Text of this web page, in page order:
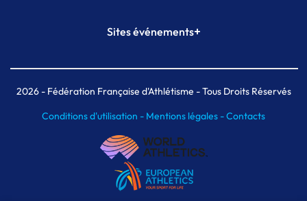
Plateforme Formation
Sites événements+
Meeting de Paris indoor
MAIF Ekiden de Paris
2026- Fédération Française d'Athlétisme - Tous Droits Réservés
Conditions d'utilisation - Mentions légales -Contacts